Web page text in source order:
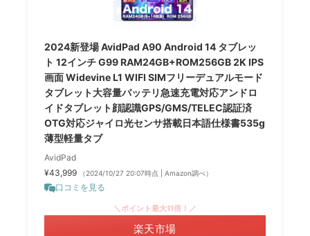
2024新登場 AvidPad A90 Android 14 タブレッ
ト 12インチ G99 RAM24GB+ROM256GB 2K IPS
画面 Widevine L1 WIFI SIMフリーデュアルモード
タブレット大容量バッテリ急速充電対応アンドロ
イドタブレット顔認識GPS/GMS/TELEC認証済
OTG対応ジャイロ光センサ搭載日本語仕様書535g
薄型軽量タブ
AvidPad
¥43,999
（2024/10/27 20:07時点 | Amazon調べ）
口コミを見る
＼ポイント最大11倍！／
楽天市場